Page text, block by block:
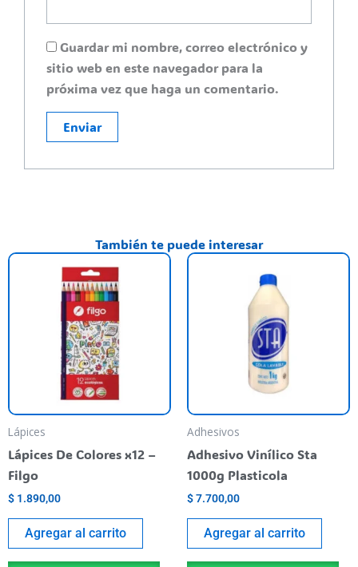
Guardar mi nombre, correo electrónico y
sitio web en este navegador para la
próxima vez que haga un comentario.
También te puede interesar
Lápices
Lápices De Colores x12 –
Filgo
$ 1.890,00
Agregar al carrito
Adhesivos
Adhesivo Vinílico Sta
1000g Plasticola
$7.700,00
Agregar al carrito